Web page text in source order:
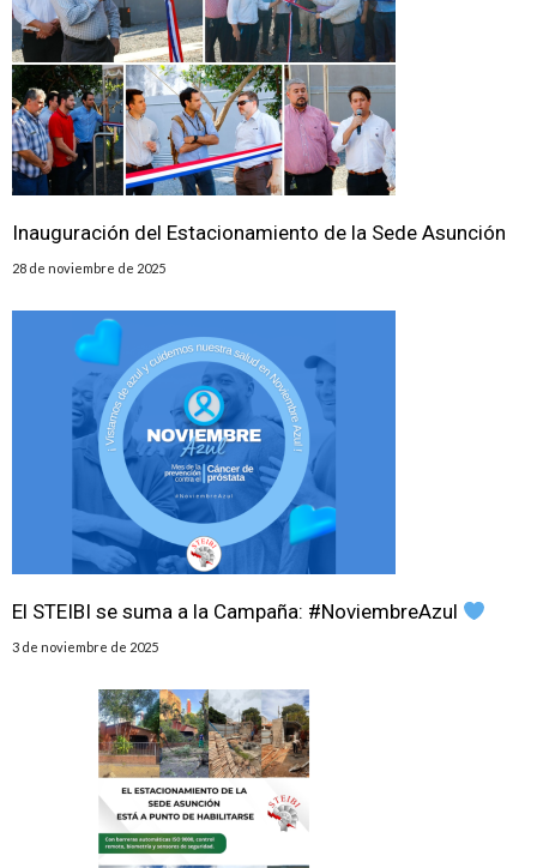
Inauguración del Estacionamiento de la Sede Asunción
28 de noviembre de 2025
El STEIBI se suma a la Campaña: #NoviembreAzul
3 de noviembre de 2025